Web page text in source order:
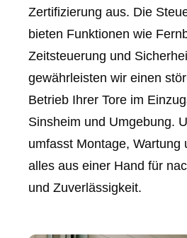
Zertifizierung aus. Die
bieten Funktionen wie
Zeitsteuerung und
gewährleisten wir einen
Betrieb Ihrer Tore im
Sinsheim und Umgebung.
umfasst Montage, Wartung
alles aus einer Hand für
und Zuverlässigkeit.